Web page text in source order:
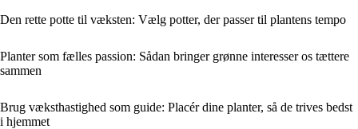
Den rette potte til væksten: Vælg potter, der passer til plantens tempo
Planter som fælles passion: Sådan bringer grønne interesser os tættere
sammen
Brug væksthastighed som guide: Placér dine planter, så de trives bedst
i hjemmet